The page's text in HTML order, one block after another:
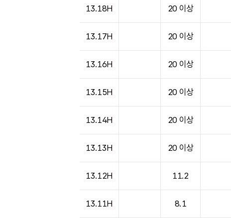
13.18H 20 이상
13.17H 20 이상
13.16H 20 이상
13.15H 20 이상
13.14H 20 이상
13.13H 20 이상
13.12H 11.2
13.11H 8.1